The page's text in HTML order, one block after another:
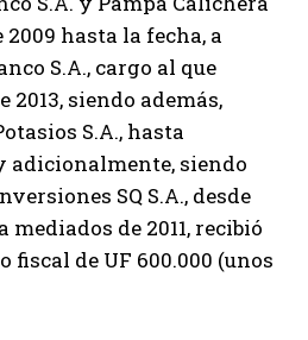
2009 hasta la fecha, a
S.A., cargo al que
siendo además,
S.A., hasta
adicionalmente, siendo
SQ S.A., desde
mediados de 2011, recibió
fiscal de UF 600.000 (unos